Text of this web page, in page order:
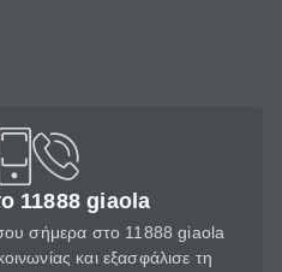
11888 giaola
σήμερα στο 11888 giaola
και εξασφάλισε τη